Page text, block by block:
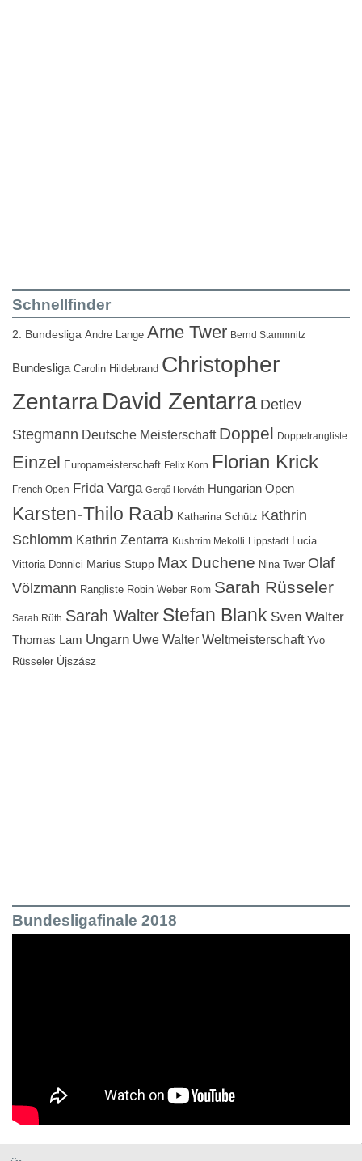
Schnellfinder
2. Bundesliga Andre Lange Arne Twer Bernd Stammnitz
Bundesliga Carolin Hildebrand Christopher
ZentarraDavid Zentarra Detlev
Stegmann Deutsche Meisterschaft Doppel Doppelrangliste
Einzel Europameisterschaft Felix Korn Florian Krick
French Open Frida Varga Gergő Horváth Hungarian Open
Karsten-Thilo Raab Katharina Schütz Kathrin
Schlomm Kathrin Zentarra Kushtrim Mekolli Lippstadt Lucia
Vittoria Donnici Marius Stupp Max Duchene Nina Twer Olaf
Völzmann Rangliste Robin Weber Rom Sarah Rüsseler
Sarah Rüth Sarah Walter Stefan Blank Sven Walter
Thomas Lam Ungarn Uwe Walter Weltmeisterschaft Yvo
Rüsseler Újszász
Bundesligafinale 2018